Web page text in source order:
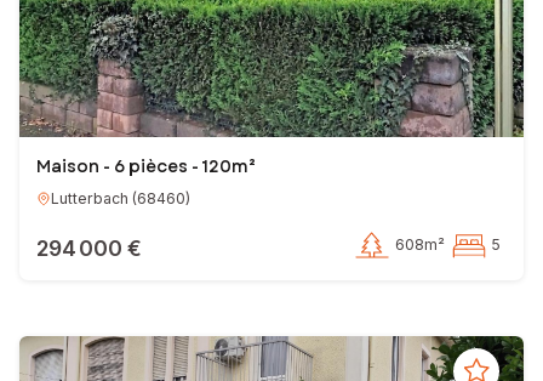
Maison - 6 pièces - 120m²
Lutterbach (68460)
294 000 € 608m² 5